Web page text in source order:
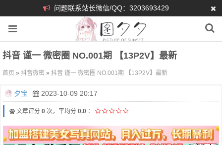
问题联系站长微信/QQ：3203693429
抖音 谨一 微密圈 NO.001期 【13P2V】最新
首页 » 抖音微密 » 抖音 谨一 微密圈 NO.001期 【13P2V】最新
夕宝 2023-10-09 20:17
文章评分 0 次，平均分 0.0 ：